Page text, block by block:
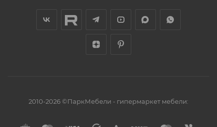
2010-2026 ©ПаркМебели - гипермаркет мебели: